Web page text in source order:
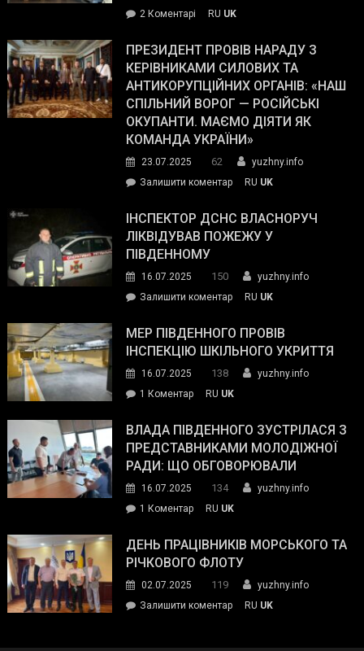
The
Street
Journal.
2 Коментарі
Південному
працівникам
ОПЗ
з
матеріального
резерву
гуманітарну
допомогу
RU UK
ПРЕЗИДЕНТ ПРОВІВ НАРАДУ З
КЕРІВНИКАМИ СИЛОВИХ ТА
АНТИКОРУПЦІЙНИХ ОРГАНІВ: «НАШ
СПІЛЬНИЙ ВОРОГ — РОСІЙСЬКІ
ОКУПАНТИ. МАЄМО ДІЯТИ ЯК
КОМАНДА УКРАЇНИ»
23.07.2025 62
yuzhny.info
Залишити коментарon
провів
нараду
силових
та
органів:
«Наш
спільний
окупанти.
Маємо
діяти
команда
RU UK
ІНСПЕКТОР ДСНС ВЛАСНОРУЧ
ЛІКВІДУВАВ ПОЖЕЖУ У
ПІВДЕННОМУ
16.07.2025 150
yuzhny.info
Залишити коментарon
ДСНС
власноруч
пожежу
у
RU UK
МЕР ПІВДЕННОГО ПРОВІВ
ІНСПЕКЦІЮ ШКІЛЬНОГО УКРИТТЯ
16.07.2025 138
yuzhny.info
1 Коментардо
Південного
провів
інспекцію
укриття
RU UK
ВЛАДА ПІВДЕННОГО ЗУСТРІЛАСЯ З
ПРЕДСТАВНИКАМИ МОЛОДІЖНОЇ
РАДИ: ЩО ОБГОВОРЮВАЛИ
16.07.2025 134
yuzhny.info
1 Коментардо
Південного
зустрілася
представниками
молодіжної
RU UK
ДЕНЬ ПРАЦІВНИКІВ МОРСЬКОГО ТА
РІЧКОВОГО ФЛОТУ
02.07.2025 119
yuzhny.info
Залишити коментарon
RU UK